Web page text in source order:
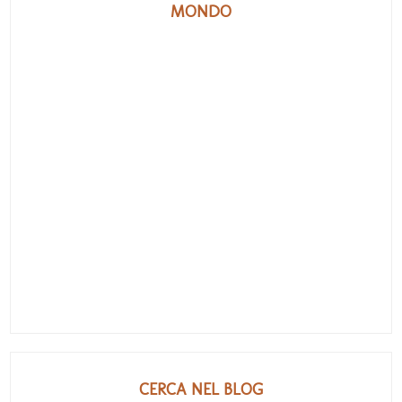
MONDO
CERCA NEL BLOG